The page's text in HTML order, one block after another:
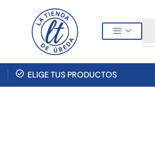
ELIGE TUS PRODUCTOS